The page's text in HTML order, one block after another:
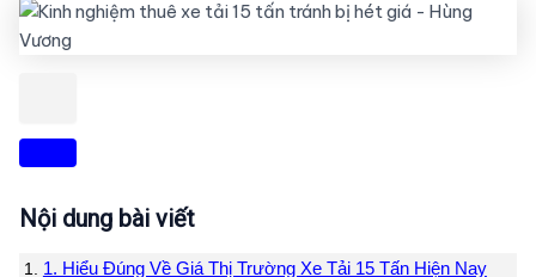
Nội dung bài viết
1. Hiểu Đúng Về Giá Thị Trường Xe Tải 15 Tấn Hiện Nay